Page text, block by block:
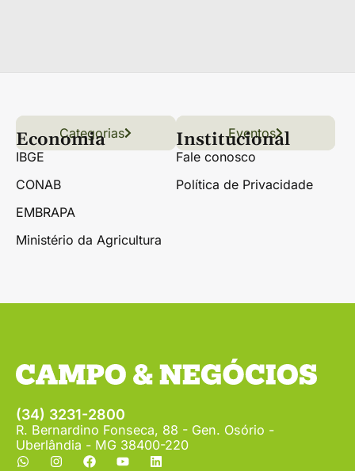
Links úteis
Conteúdo Grãos
Florestas Hortifrúti
Categorias Eventos
Economia
IBGE
CONAB
EMBRAPA
Ministério da Agricultura
Institucional
Fale conosco
Política de Privacidade
(34) 3231-2800
R. Bernardino Fonseca, 88 - Gen. Osório -
Uberlândia - MG 38400-220